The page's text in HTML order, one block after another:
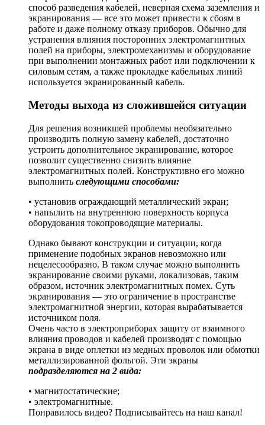
способ разведения кабелей, неверная схема заземления и
экранирования — все это может привести к сбоям в
работе и даже полному отказу приборов. Обычно для
устранения влияния посторонних электромагнитных
полей на приборы, электромеханизмы и оборудование
при выполнении монтажных работ или подключении к
силовым сетям, а также прокладке кабельных линий
используется экранированный кабель.
Методы выхода из сложившейся ситуации
Для решения возникшей проблемы необязательно
производить полную замену кабелей, достаточно
устроить дополнительное экранирование, которое
позволит существенно снизить влияние
электромагнитных полей. Конструктивно его можно
выполнить следующими способами:
• установив ограждающий металлический экран;
• напылить на внутреннюю поверхность корпуса
оборудования токопроводящие материалы.
Однако бывают конструкции и ситуации, когда
применение подобных экранов невозможно или
нецелесообразно. В таком случае можно выполнить
экранирование своими руками, локализовав, таким
образом, источник электромагнитных помех. Суть
экранирования — это ограничение в пространстве
электромагнитной энергии, которая вырабатывается
источником поля.
Очень часто в электроприборах защиту от взаимного
влияния проводов и кабелей производят с помощью
экрана в виде оплетки из медных проволок или обмотки
металлизированной фольгой. Эти экраны
подразделяются на 2 вида:
• магнитостатические;
• электромагнитные.
Понравилось видео? Подписывайтесь на наш канал!